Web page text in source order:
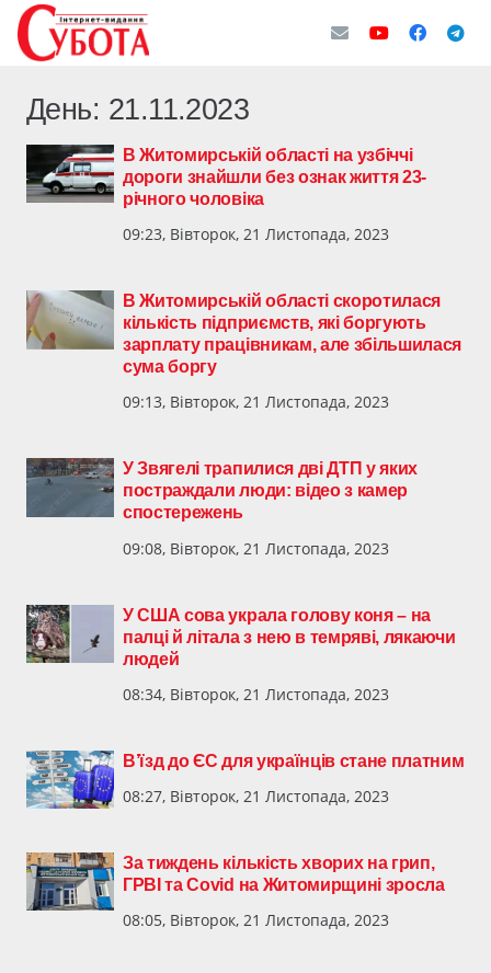
День: 21.11.2023
​В Житомирській області на узбіччі
дороги знайшли без ознак життя 23-
річного чоловіка
09:23, Вівторок, 21 Листопада, 2023
В Житомирській області скоротилася
кількість підприємств, які боргують
зарплату працівникам, але збільшилася
сума боргу
09:13, Вівторок, 21 Листопада, 2023
У Звягелі трапилися дві ДТП у яких
постраждали люди: відео з камер
спостережень
09:08, Вівторок, 21 Листопада, 2023
У США сова украла голову коня – на
палці й літала з нею в темряві, лякаючи
людей
08:34, Вівторок, 21 Листопада, 2023
В’їзд до ЄС для українців стане платним
08:27, Вівторок, 21 Листопада, 2023
За тиждень кількість хворих на грип,
ГРВІ та Covid на Житомирщині зросла
08:05, Вівторок, 21 Листопада, 2023